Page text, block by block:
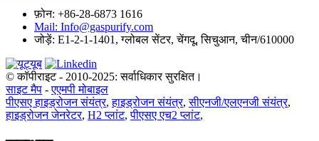
फ़ोन: +86-28-6873 1616
Mail: Info@gaspurify.com
जोड़ें: E1-2-1-1401, ग्लोबल सेंटर, चेंगदू, सिचुआन, चीन/610000
© कॉपीराइट - 2010-2025: सर्वाधिकार सुरक्षित।
साइट मैप -एएमपी मोबाइल
पीएसए हाइड्रोजन संयंत्र,हाइड्रोजन संयंत्र,सीएनजी/एलएनजी संयंत्र,
हाइड्रोजन जेनरेटर, H2 प्लांट,पीएसए एच2 प्लांट,